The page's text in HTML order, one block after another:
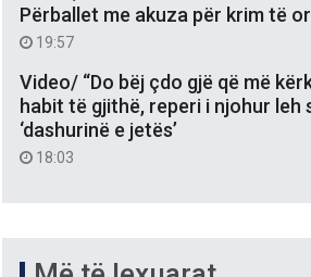
Përballet me akuza për krim të
19:57
Video/ “Do bëj çdo gjë që më
habit të gjithë, reperi i njohur leh
‘dashurinë e jetës’
18:03